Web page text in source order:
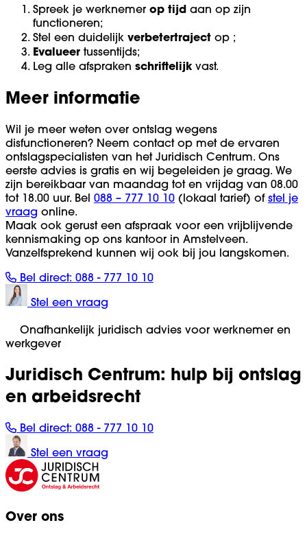
Spreek je werknemer op tijd aan op zijn
functioneren;
Stel een duidelijk verbetertraject op ;
Evalueer tussentijds;
Leg alle afspraken schriftelijk vast.
Meer informatie
Wil je meer weten over ontslag wegens
disfunctioneren? Neem contact op met de ervaren
ontslagspecialisten van het Juridisch Centrum. Ons
eerste advies is gratis en wij begeleiden je graag. We
zijn bereikbaar van maandag tot en vrijdag van 08.00
tot 18.00 uur. Bel 088 – 777 10 10 (lokaal tarief) of stel je
vraag online.
Maak ook gerust een afspraak voor een vrijblijvende
kennismaking op ons kantoor in Amstelveen.
Vanzelfsprekend kunnen wij ook bij jou langskomen.
Bel direct: 088 - 777 10 10
Stel een vraag
Onafhankelijk juridisch advies voor werknemer en
werkgever
Juridisch Centrum: hulp bij ontslag
en arbeidsrecht
Bel direct: 088 - 777 10 10
Stel een vraag
Over ons